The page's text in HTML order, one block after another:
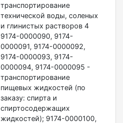
транспортирование
технической воды, соленых
и глинистых растворов 4
9174-0000090, 9174-
0000091, 9174-0000092,
9174-0000093, 9174-
0000094, 9174-0000095 -
транспортирование
пищевых жидкостей (по
заказу: спирта и
спиртосодержащих
жидкостей); 9174-0000100,